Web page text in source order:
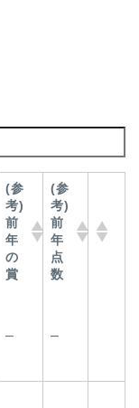
(参
考)
前
年
の
賞
(参
考)
前
年
点
数
– –